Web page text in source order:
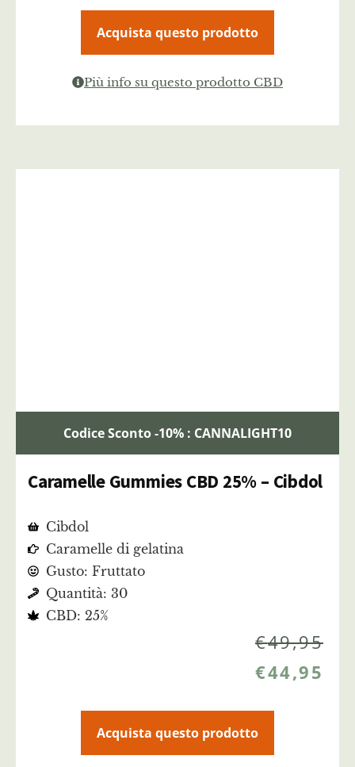
Acquista questo prodotto
Più info su questo prodotto CBD
Codice Sconto -10% : CANNALIGHT10
Caramelle Gummies CBD 25% – Cibdol
Cibdol
Caramelle di gelatina
Gusto: Fruttato
Quantità: 30
CBD: 25%
€49,95
€44,95
Acquista questo prodotto